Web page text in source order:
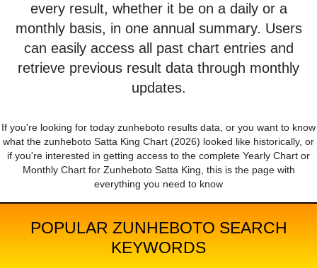
every result, whether it be on a daily or a
monthly basis, in one annual summary. Users
can easily access all past chart entries and
retrieve previous result data through monthly
updates.
If you're looking for today zunheboto results data, or you want to know
what the zunheboto Satta King Chart (2026) looked like historically, or
if you're interested in getting access to the complete Yearly Chart or
Monthly Chart for Zunheboto Satta King, this is the page with
everything you need to know
POPULAR ZUNHEBOTO SEARCH
KEYWORDS